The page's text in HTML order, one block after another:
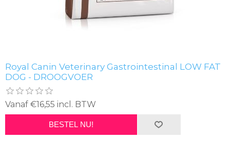
Royal Canin Veterinary Gastrointestinal LOW FAT
DOG - DROOGVOER
Vanaf €16,55 incl. BTW
BESTEL NU!